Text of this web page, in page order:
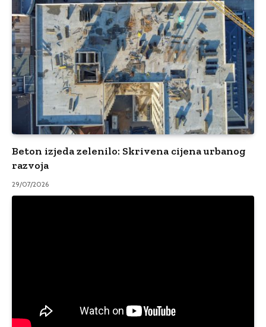
Beton izjeda zelenilo: Skrivena cijena urbanog
razvoja
29/07/2026